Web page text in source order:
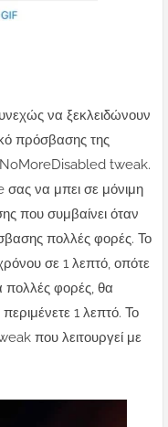
να ξεκλειδώνουν
πρόσβασης της
NoMoreDisabled tweak.
σας να μπει σε μόνιμη
που συμβαίνει όταν
πολλές φορές. Το
σε 1 λεπτό, οπότε
πολλές φορές, θα
1 λεπτό. Το
που λειτουργεί με